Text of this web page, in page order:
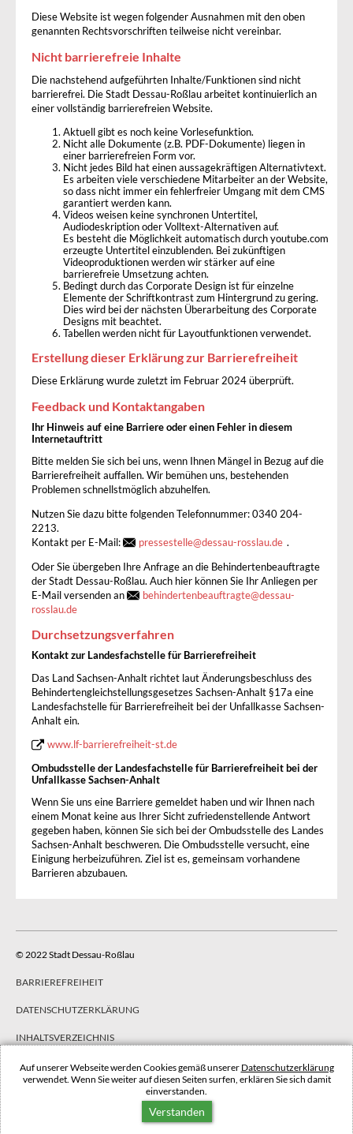
Auf unserer Webseite werden Cookies gemäß unserer Datenschutzerklärung
verwendet. Wenn Sie weiter auf diesen Seiten surfen, erklären Sie sich damit
einverstanden.
Verstanden
Diese Website ist wegen folgender Ausnahmen mit den oben
genannten Rechtsvorschriften teilweise nicht vereinbar.
Nicht barrierefreie Inhalte
Die nachstehend aufgeführten Inhalte/Funktionen sind nicht
barrierefrei. Die Stadt Dessau-Roßlau arbeitet kontinuierlich an
einer vollständig barrierefreien Website.
Aktuell gibt es noch keine Vorlesefunktion.
Nicht alle Dokumente (z.B. PDF-Dokumente) liegen in
einer barrierefreien Form vor.
Nicht jedes Bild hat einen aussagekräftigen Alternativtext.
Es arbeiten viele verschiedene Mitarbeiter an der Website,
so dass nicht immer ein fehlerfreier Umgang mit dem CMS
garantiert werden kann.
Videos weisen keine synchronen Untertitel,
Audiodeskription oder Volltext-Alternativen auf.
Es besteht die Möglichkeit automatisch durch youtube.com
erzeugte Untertitel einzublenden. Bei zukünftigen
Videoproduktionen werden wir stärker auf eine
barrierefreie Umsetzung achten.
Bedingt durch das Corporate Design ist für einzelne
Elemente der Schriftkontrast zum Hintergrund zu gering.
Dies wird bei der nächsten Überarbeitung des Corporate
Designs mit beachtet.
Tabellen werden nicht für Layoutfunktionen verwendet.
Erstellung dieser Erklärung zur Barrierefreiheit
Diese Erklärung wurde zuletzt im Februar 2024 überprüft.
Feedback und Kontaktangaben
Ihr Hinweis auf eine Barriere oder einen Fehler in diesem
Internetauftritt
Bitte melden Sie sich bei uns, wenn Ihnen Mängel in Bezug auf die
Barrierefreiheit auffallen. Wir bemühen uns, bestehenden
Problemen schnellstmöglich abzuhelfen.
Nutzen Sie dazu bitte folgenden Telefonnummer: 0340 204-
2213.
Kontakt per E-Mail:
pressestelle@dessau-rosslau.de .
Oder Sie übergeben Ihre Anfrage an die Behindertenbeauftragte
der Stadt Dessau-Roßlau. Auch hier können Sie Ihr Anliegen per
E-Mail versenden an
behindertenbeauftragte@dessau-
rosslau.de
Durchsetzungsverfahren
Kontakt zur Landesfachstelle für Barrierefreiheit
Das Land Sachsen-Anhalt richtet laut Änderungsbeschluss des
Behindertengleichstellungsgesetzes Sachsen-Anhalt §17a eine
Landesfachstelle für Barrierefreiheit bei der Unfallkasse Sachsen-
Anhalt ein.
www.lf-barrierefreiheit-st.de
Ombudsstelle der Landesfachstelle für Barrierefreiheit bei der
Unfallkasse Sachsen-Anhalt
Wenn Sie uns eine Barriere gemeldet haben und wir Ihnen nach
einem Monat keine aus Ihrer Sicht zufriedenstellende Antwort
gegeben haben, können Sie sich bei der Ombudsstelle des Landes
Sachsen-Anhalt beschweren. Die Ombudsstelle versucht, eine
Einigung herbeizuführen. Ziel ist es, gemeinsam vorhandene
Barrieren abzubauen.
© 2022 Stadt Dessau-Roßlau
BARRIEREFREIHEIT
DATENSCHUTZERKLÄRUNG
INHALTSVERZEICHNIS
IMPRESSUM
NACH OBEN